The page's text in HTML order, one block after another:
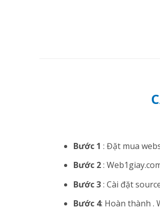
Bước 1 : Đặt mua
Bước 2:
Bước 3: Cài đặt
Bước 4: Hoàn thành .